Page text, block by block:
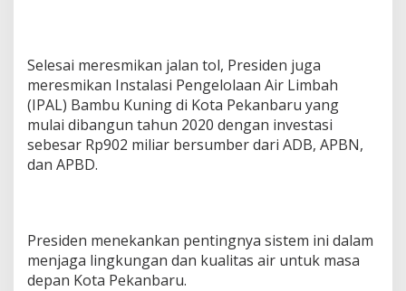
Selesai meresmikan jalan tol, Presiden juga
meresmikan Instalasi Pengelolaan Air Limbah
(IPAL) Bambu Kuning di Kota Pekanbaru yang
mulai dibangun tahun 2020 dengan investasi
sebesar Rp902 miliar bersumber dari ADB, APBN,
dan APBD.
Presiden menekankan pentingnya sistem ini dalam
menjaga lingkungan dan kualitas air untuk masa
depan Kota Pekanbaru.